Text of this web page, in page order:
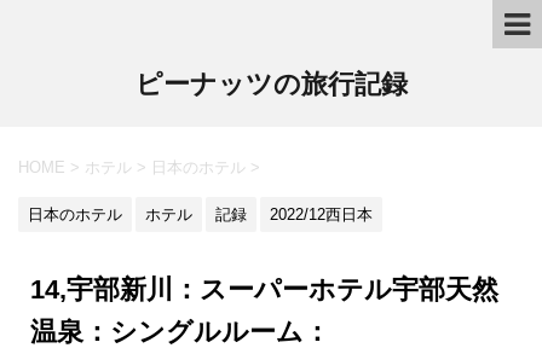
ピーナッツの旅行記録
HOME > ホテル > 日本のホテル >
日本のホテル ホテル 記録 2022/12西日本
14,宇部新川：スーパーホテル宇部天然
温泉：シングルルーム：